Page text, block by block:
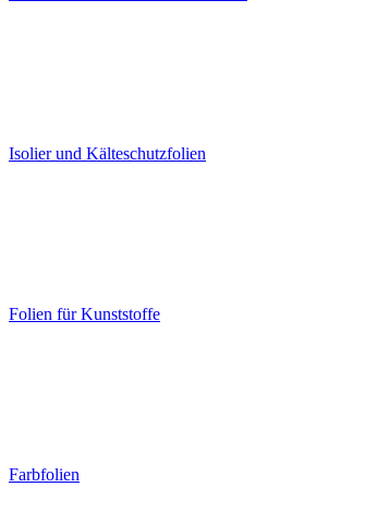
Isolier und Kälteschutzfolien
Folien für Kunststoffe
Farbfolien